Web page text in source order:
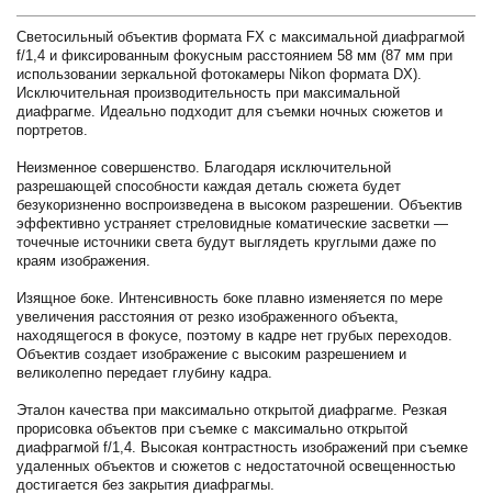
Светосильный объектив формата FX с максимальной диафрагмой
f/1,4 и фиксированным фокусным расстоянием 58 мм (87 мм при
использовании зеркальной фотокамеры Nikon формата DX).
Исключительная производительность при максимальной
диафрагме. Идеально подходит для съемки ночных сюжетов и
портретов.
Неизменное совершенство. Благодаря исключительной
разрешающей способности каждая деталь сюжета будет
безукоризненно воспроизведена в высоком разрешении. Объектив
эффективно устраняет стреловидные коматические засветки —
точечные источники света будут выглядеть круглыми даже по
краям изображения.
Изящное боке. Интенсивность боке плавно изменяется по мере
увеличения расстояния от резко изображенного объекта,
находящегося в фокусе, поэтому в кадре нет грубых переходов.
Объектив создает изображение с высоким разрешением и
великолепно передает глубину кадра.
Эталон качества при максимально открытой диафрагме. Резкая
прорисовка объектов при съемке с максимально открытой
диафрагмой f/1,4. Высокая контрастность изображений при съемке
удаленных объектов и сюжетов с недостаточной освещенностью
достигается без закрытия диафрагмы.